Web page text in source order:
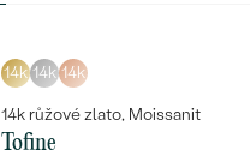
14k 14k 14k
14k růžové zlato, Moissanit
Tofine